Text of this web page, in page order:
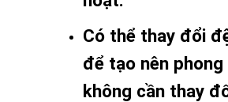
Có thể thay đổi
để tạo nên
không cần thay